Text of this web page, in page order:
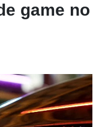
game no